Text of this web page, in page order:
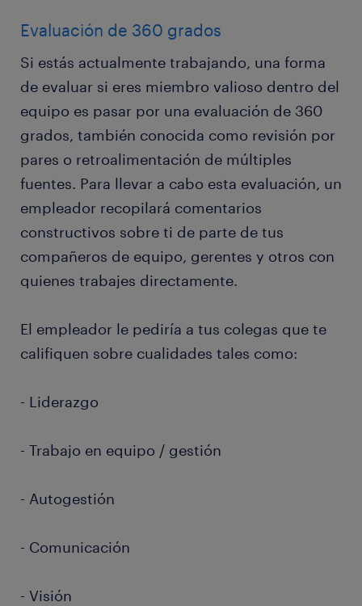
Evaluación de 360 ​​grados
Si estás actualmente trabajando, una forma
de evaluar si eres miembro valioso dentro del
equipo es pasar por una evaluación de 360 ​​
grados, también conocida como revisión por
pares o retroalimentación de múltiples
fuentes. Para llevar a cabo esta evaluación, un
empleador recopilará comentarios
constructivos sobre ti de parte de tus
compañeros de equipo, gerentes y otros con
quienes trabajes directamente.
El empleador le pediría a tus colegas que te
califiquen sobre cualidades tales como:
- Liderazgo
- Trabajo en equipo / gestión
- Autogestión
- Comunicación
- Visión